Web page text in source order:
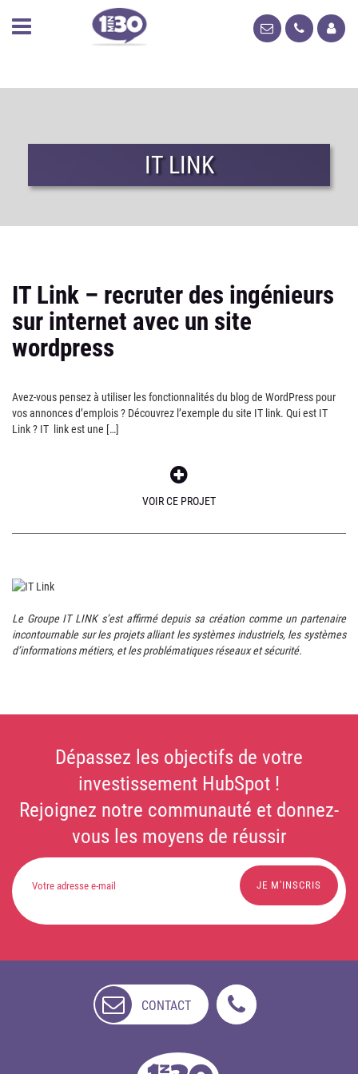
IT LINK
IT Link – recruter des ingénieurs
sur internet avec un site
wordpress
Avez-vous pensez à utiliser les fonctionnalités du blog de WordPress pour
vos annonces d’emplois ? Découvrez l’exemple du site IT link. Qui est IT
Link ? IT link est une […]
VOIR CE PROJET
Le Groupe IT LINK s’est affirmé depuis sa création comme un partenaire
incontournable sur les projets alliant les systèmes industriels, les systèmes
d’informations métiers, et les problématiques réseaux et sécurité.
Dépassez les objectifs de votre
investissement HubSpot !
Rejoignez notre communauté et donnez-
vous les moyens de réussir
CONTACT
DISPONIBLE